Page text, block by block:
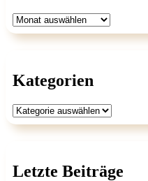
Archiv
Kategorien
Kategorien
Letzte Beiträge